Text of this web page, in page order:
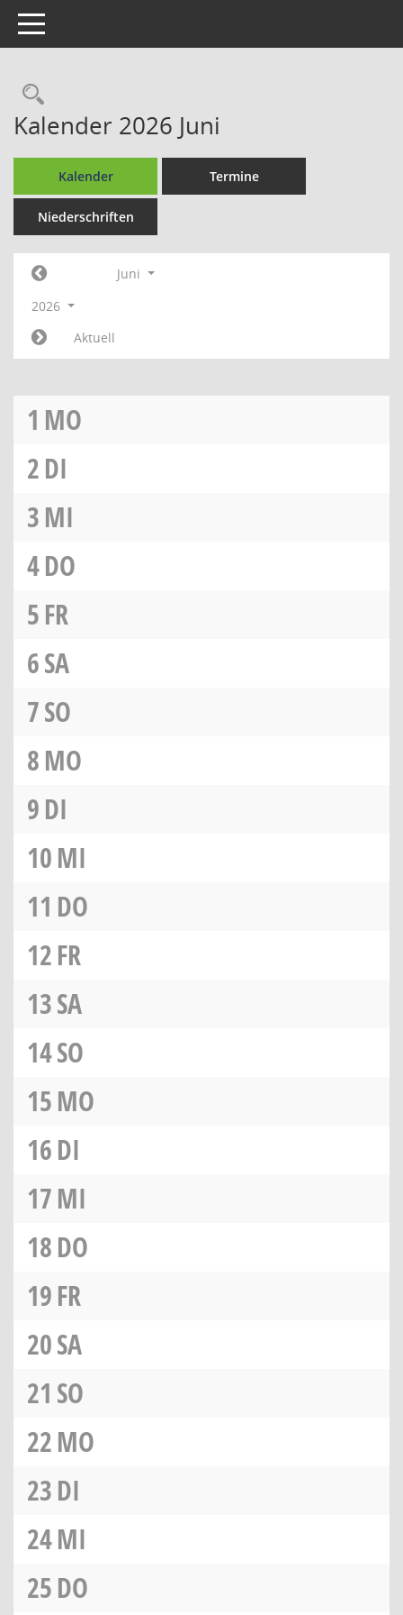
Toggle navigation
Rechercheauswahl
Kalender 2026 Juni
Kalender Termine
Niederschriften
Juni
2026
Aktuell
1 MO
2DI
3MI
4DO
5FR
6SA
7SO
8MO
9DI
10MI
11 DO
12FR
13SA
14SO
15MO
16DI
17MI
18DO
19FR
20SA
21 SO
22MO
23DI
24MI
25DO